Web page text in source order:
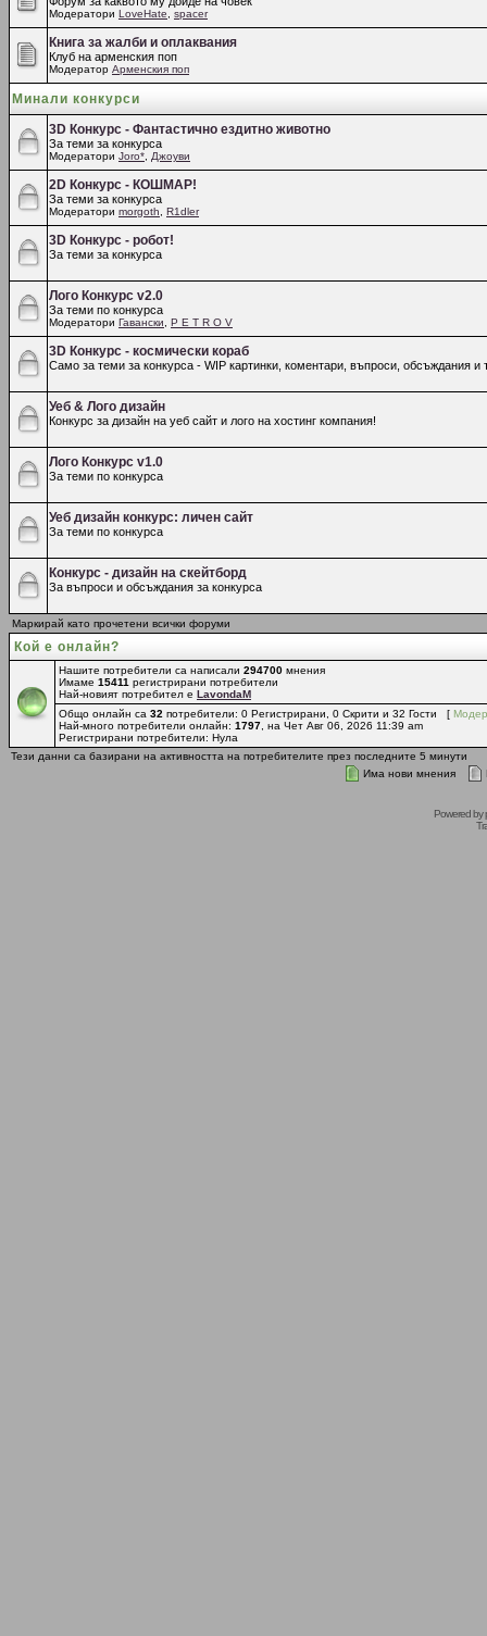
Модератори LoveHate spacer
Книга за жалби и оплаквания
Клуб на арменския поп
Модератор Арменския поп
Минали конкурси
3D Конкурс - Фантастично ездитно животно
За теми за конкурса
Модератори Joro* Джоуви
2D Конкурс - КОШМАР!
За теми за конкурса
Модератори morgoth R1dler
3D Конкурс - робот!
За теми за конкурса
Лого Конкурс v2.0
За теми по конкурса
Модератори Гавански P E T R O V
3D Конкурс - космически кораб
Само за теми за конкурса - WIP картинки, коментари, въпроси, обсъждания и
Уеб & Лого дизайн
Конкурс за дизайн на уеб сайт и лого на хостинг компания!
Лого Конкурс v1.0
За теми по конкурса
Уеб дизайн конкурс: личен сайт
За теми по конкурса
Конкурс - дизайн на скейтборд
За въпроси и обсъждания за конкурса
Маркирай като прочетени всички форуми
Кой е онлайн?
Нашите потребители са написали 294700 мнения
Имаме 15411 регистрирани потребители
Най-новият потребител е LavondaM
Общо онлайн са 32 потребители: 0 Регистрирани, 0 Скрити и 32 Гости [
Най-много потребители онлайн: 1797 , на Чет Авг 06, 2026 11:39 am
Регистрирани потребители: Нула
Тези данни са базирани на активността на потребителите през последните 5 минути
Има нови мнения
Powered by